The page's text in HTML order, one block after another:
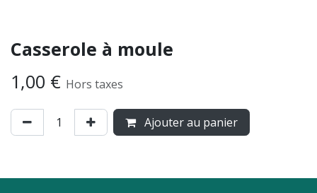
Casserole à moule
1,00 € Hors taxes
Ajouter au panier